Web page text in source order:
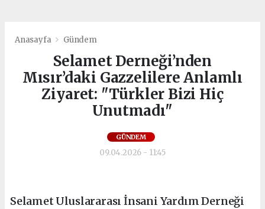
Anasayfa Gündem
Selamet Derneği’nden
Mısır’daki Gazzelilere Anlamlı
Ziyaret: "Türkler Bizi Hiç
Unutmadı"
GÜNDEM
09.04.2026 - 11:45
Selamet Uluslararası İnsani Yardım Derneği